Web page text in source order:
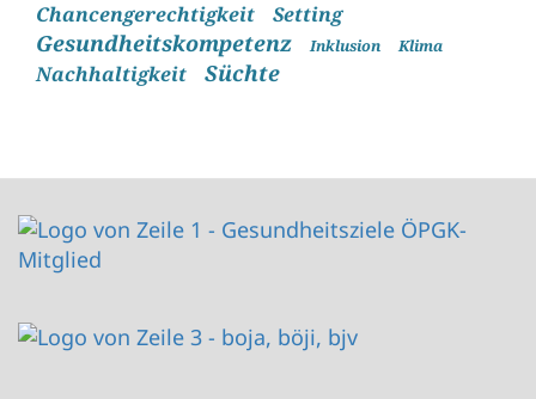
Chancengerechtigkeit
Setting
Gesundheitskompetenz Inklusion Klima
Nachhaltigkeit Süchte